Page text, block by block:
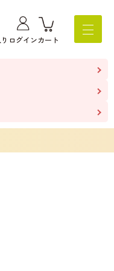
ログインカート